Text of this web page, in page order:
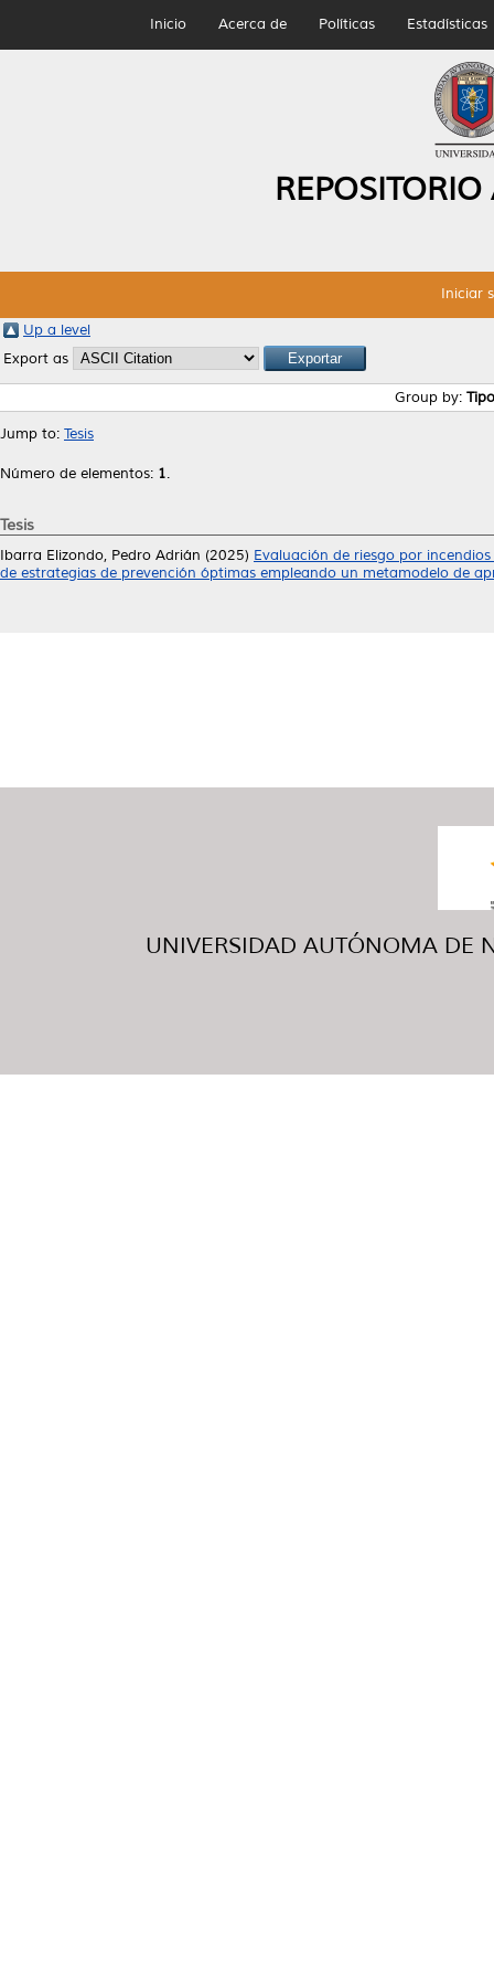
Inicio Acerca de Políticas Estadísticas
Iniciar
Up a level
Export as
Group by:
Jump to: Tesis
Número de elementos: 1.
Tesis
Ibarra Elizondo, Pedro Adrián (2025) Evaluación de riesgo por
de estrategias de prevención óptimas empleando un metamodelo de
UNIVERSIDAD AUTÓNOMA DE